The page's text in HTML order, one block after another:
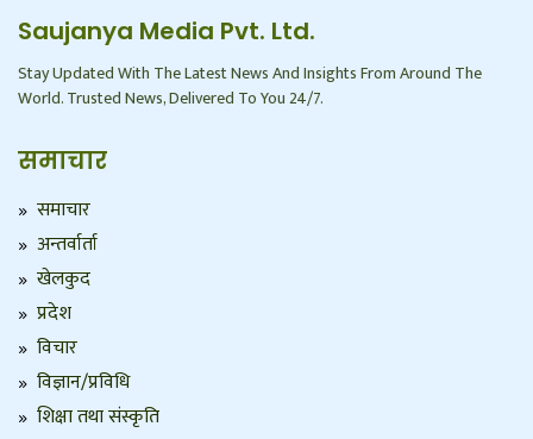
Saujanya Media Pvt. Ltd.
Stay Updated With The Latest News And Insights From Around The
World. Trusted News, Delivered To You 24/7.
समाचार
समाचार
अन्तर्वार्ता
खेलकुद
प्रदेश
विचार
विज्ञान/प्रविधि
शिक्षा तथा संस्कृति